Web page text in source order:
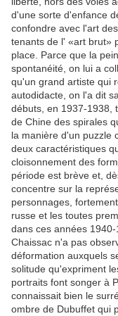
d'une sorte d'enfance
confondre avec l'art
tenants de l' «art brut»
place. Parce que la
spontanéité, on lui a
qu'un grand artiste qui
autodidacte, on l'a dit
débuts, en 1937-1938,
de Chine des spirales
la manière d'un puzzle
deux caractéristiques
cloisonnement des
période est brève et,
concentre sur la
personnages,
russe et les toutes
dans ces années
Chaissac n'a pas
déformation auxquels
solitude qu'expriment
portraits font songer à
connaissait bien le
ombre de Dubuffet qui